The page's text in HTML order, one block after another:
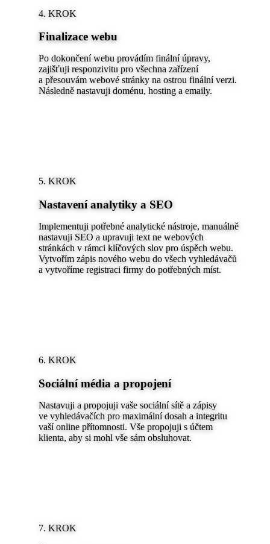
4. KROK
Finalizace webu
Po dokončení webu provádím finální úpravy,
zajišťuji responzivitu pro všechna zařízení
a přesouvám webové stránky na ostrou finální verzi.
Následně nastavuji doménu, hosting a emaily.
5. KROK
Nastavení analytiky a SEO
Implementuji potřebné analytické nástroje, manuálně
nastavuji SEO a upravuji text ne webových
stránkách v rámci klíčových slov pro úspěch webu.
Vytvořím zápis nového webu do všech vyhledávačů
a vytvoříme registraci firmy do potřebných míst.
6. KROK
Sociální média a propojení
Nastavuji a propojuji vaše sociální sítě a zápisy
ve vyhledávačích pro maximální dosah a integritu
vaší online přítomnosti. Vše propojuji s účtem
klienta, aby si mohl vše sám obsluhovat.
7. KROK